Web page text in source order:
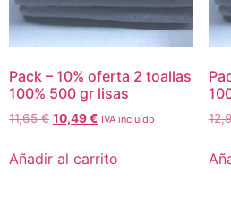
Pack – 10% oferta 2 toallas
100% 500 gr lisas
11,65€ 10,49€ IVA incluído
Añadir al carrito